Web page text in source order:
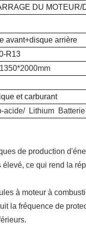
DU MOTEUR/
avant+disque arrière
R13
et carburant
acide/ Lithium Batterie
de production
ce qui rend la
à moteur à
la fréquence de